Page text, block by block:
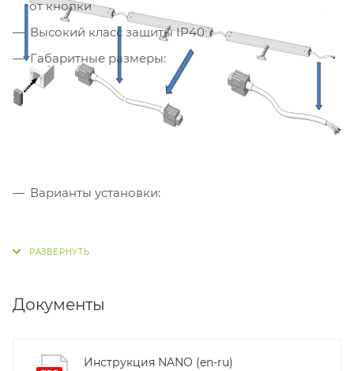
от кнопки
Высокий класс защиты IP40
Габаритные размеры:
Варианты установки:
Документы
Инструкция NANO (en-ru)